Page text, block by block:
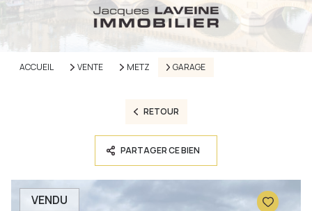
ACCUEIL VENTE METZ GARAGE
RETOUR
PARTAGER CE BIEN
VENDU